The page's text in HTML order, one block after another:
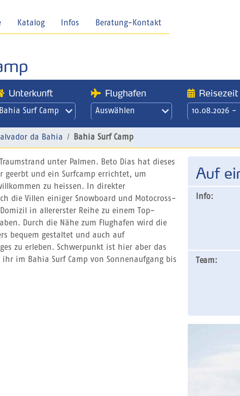
Katalog Infos Beratung-Kontakt
Unterkunft
Bahia Surf Camp
Flughafen
Auswählen
Reisezeit
10.08.2026 -
/ 3 Wochen
da Bahia Bahia Surf Camp
Auf
Info:
Team:
unter Palmen. Beto Dias hat dieses
geerbt und ein Surfcamp errichtet, um
zu heissen. In direkter
die Villen einiger Snowboard und Motocross-
in allererster Reihe zu einem Top-
Durch die Nähe zum Flughafen wird die
bequem gestaltet und auch auf
zu erleben. Schwerpunkt ist hier aber das
im Bahia Surf Camp von Sonnenaufgang bis